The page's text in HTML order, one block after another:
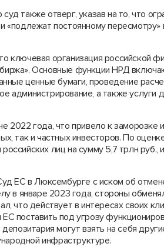
также отверг, указав на то, что
«подлежат постоянному пересмотру»
ключевая организация российской
Основные функции НРД
ценные бумаги, проведение
администрирование, а также услуги
года, что привело к заморозке
так и частных инвесторов. По
лиц на сумму 5,7 трлн
ЕС в Люксембурге с иском об
в январе 2023 года, стороны
что действует в интересах своих
поставить под угрозу
могут взять на себя
инфраструктуре.